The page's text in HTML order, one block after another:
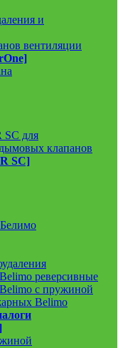
и
вентиляции
SC для
клапанов
SC]
реверсивные
с пружиной
Belimo